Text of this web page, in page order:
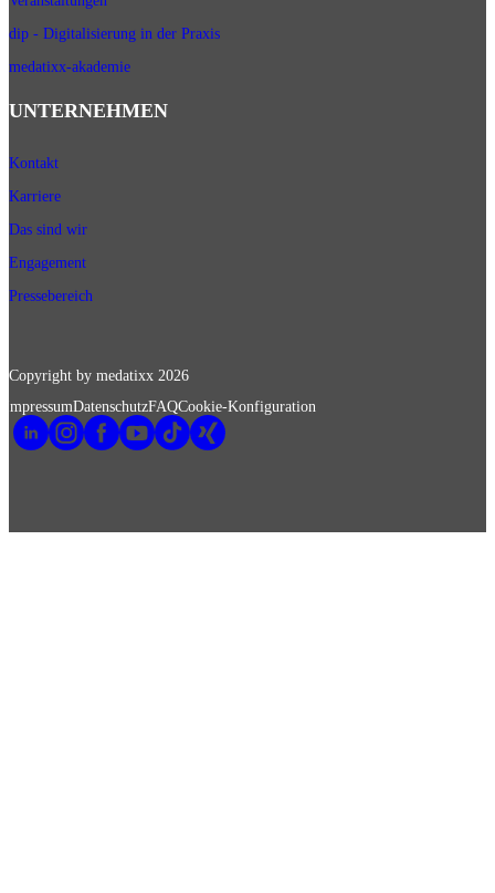
dip - Digitalisierung in der Praxis
medatixx-akademie
UNTERNEHMEN
Kontakt
Karriere
Das sind wir
Engagement
Pressebereich
Copyright by medatixx 2026
ImpressumDatenschutzFAQCookie-Konfiguration